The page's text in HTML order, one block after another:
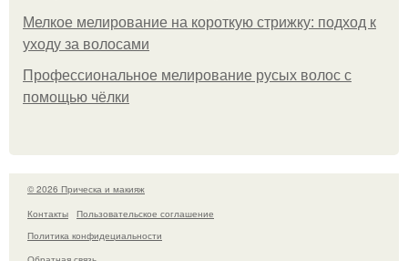
Мелкое мелирование на короткую стрижку: подход к
уходу за волосами
Профессиональное мелирование русых волос с
помощью чёлки
© 2026 Прическа и макияж
Контакты
Пользовательское соглашение
Политика конфидециальности